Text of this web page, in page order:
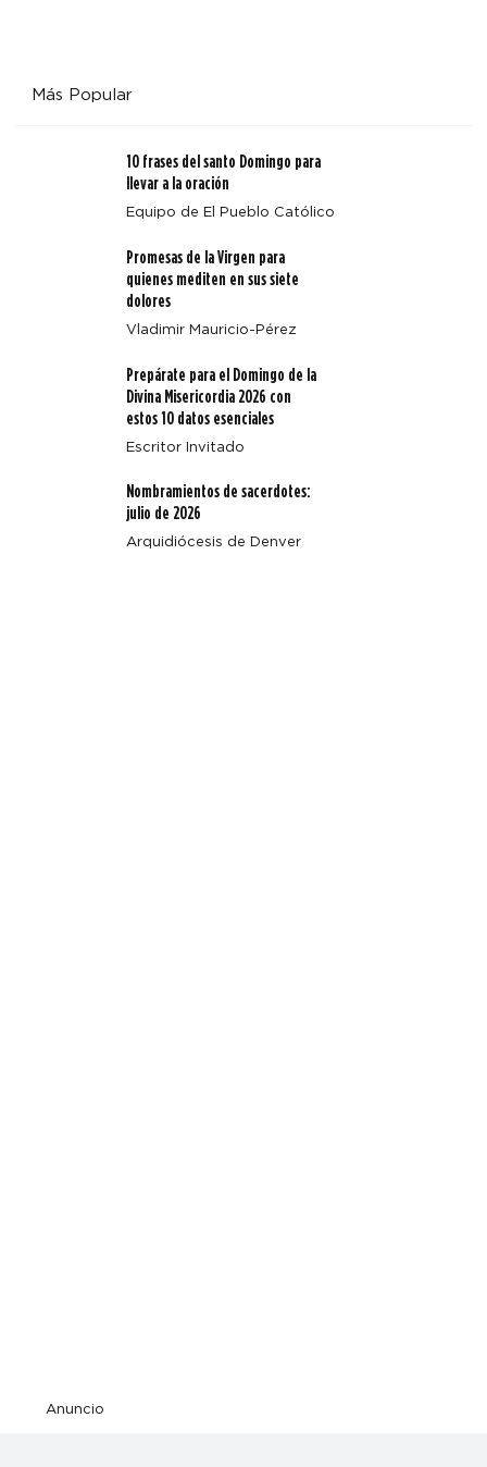
Más Popular
10 frases del santo Domingo para
llevar a la oración
Equipo de El Pueblo Católico
Promesas de la Virgen para
quienes mediten en sus siete
dolores
Vladimir Mauricio-Pérez
Prepárate para el Domingo de la
Divina Misericordia 2026 con
estos 10 datos esenciales
Escritor Invitado
Nombramientos de sacerdotes:
julio de 2026
Arquidiócesis de Denver
Anuncio